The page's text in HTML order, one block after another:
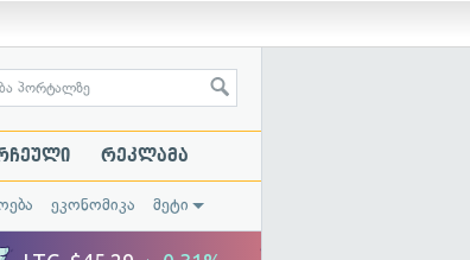
რეკლამა
ეკონომიკა მეტი